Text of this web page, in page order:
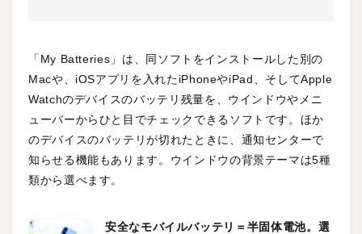
「My Batteries」は、同ソフトをインストールした別の
Macや、iOSアプリを入れたiPhoneやiPad、そしてApple
Watchのデバイスのバッテリ残量を、ウインドウやメニ
ューバーからひと目でチェックできるソフトです。ほか
のデバイスのバッテリが切れたときに、通知センターで
知らせる機能もあります。ウインドウの背景テーマは5種
類から選べます。
安全なモバイルバッテリ＝半固体電池。選